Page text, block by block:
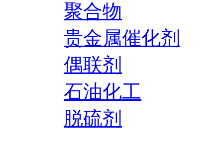
聚合物
贵金属催化剂
偶联剂
石油化工
脱硫剂